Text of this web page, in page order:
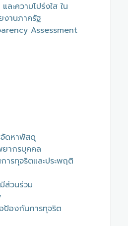
ละความโปร่งใส ใน
งานภาครัฐ
Assessment
ดหาพัสดุ
ากรบุคคล
ารทุจริตและประพฤติ
ส่วนร่วม
ป้องกันการทุจริต